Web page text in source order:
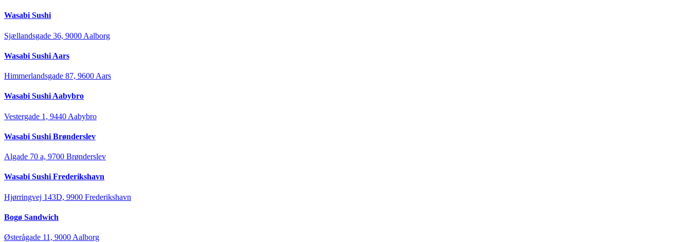
Wasabi Sushi
Sjællandsgade 36, 9000 Aalborg
Wasabi Sushi Aars
Himmerlandsgade 87, 9600 Aars
Wasabi Sushi Aabybro
Vestergade 1, 9440 Aabybro
Wasabi Sushi Brønderslev
Algade 70 a, 9700 Brønderslev
Wasabi Sushi Frederikshavn
Hjørringvej 143D, 9900 Frederikshavn
Bogø Sandwich
Østerågade 11, 9000 Aalborg